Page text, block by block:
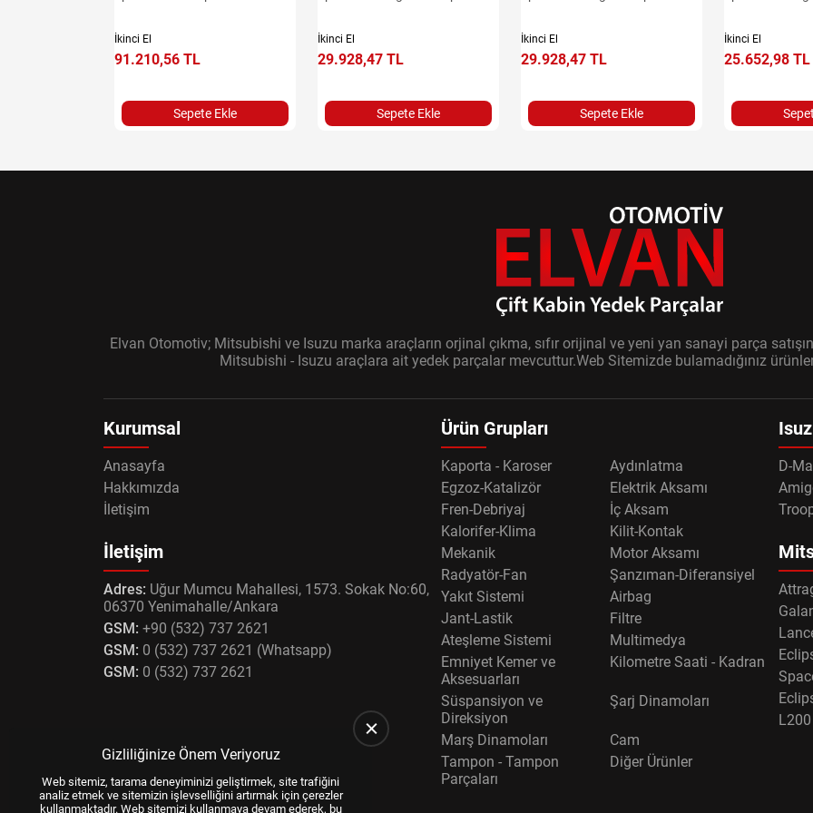
İkinci El
91.210,56 TL
Sepete Ekle
İkinci El
29.928,47 TL
Sepete Ekle
İkinci El
29.928,47 TL
Sepete Ekle
İkinci El
25.652,98 TL
Elvan Otomotiv; Mitsubishi ve Isuzu marka araçların orjinal çıkma, sıfır orijinal ve yeni yan sanayi parça
Mitsubishi - Isuzu araçlara ait yedek parçalar mevcuttur.Web Sitemizde bulamadığınız
Kurumsal
Anasayfa
Hakkımızda
İletişim
İletişim
Adres: Uğur Mumcu Mahallesi, 1573. Sokak No:60,
06370 Yenimahalle/Ankara
GSM: +90 (532) 737 2621
GSM: 0 (532) 737 2621 (Whatsapp)
GSM: 0 (532) 737 2621
Ürün Grupları
Kaporta - Karoser
Aydınlatma
Egzoz-Katalizör
Elektrik Aksamı
Fren-Debriyaj
İç Aksam
Kalorifer-Klima
Kilit-Kontak
Mekanik
Motor Aksamı
Radyatör-Fan
Şanzıman-Diferansiyel
Yakıt Sistemi
Airbag
Jant-Lastik
Filtre
Ateşleme Sistemi
Multimedya
Emniyet Kemer ve
Aksesuarları
Kilometre Saati - Kadran
Süspansiyon ve
Direksiyon
Şarj Dinamoları
Marş Dinamoları
Cam
Tampon - Tampon
Parçaları
Diğer Ürünler
D-
L200
Gizliliğinize Önem Veriyoruz
Web sitemiz, tarama deneyiminizi geliştirmek, site trafiğini
analiz etmek ve sitemizin işlevselliğini artırmak için çerezler
kullanmaktadır. Web sitemizi kullanmaya devam ederek, bu